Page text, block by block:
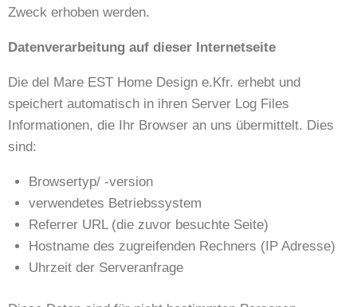
Zweck erhoben werden.
Datenverarbeitung auf dieser Internetseite
Die del Mare EST Home Design e.Kfr. erhebt und
speichert automatisch in ihren Server Log Files
Informationen, die Ihr Browser an uns übermittelt. Dies
sind:
Browsertyp/ -version
verwendetes Betriebssystem
Referrer URL (die zuvor besuchte Seite)
Hostname des zugreifenden Rechners (IP Adresse)
Uhrzeit der Serveranfrage